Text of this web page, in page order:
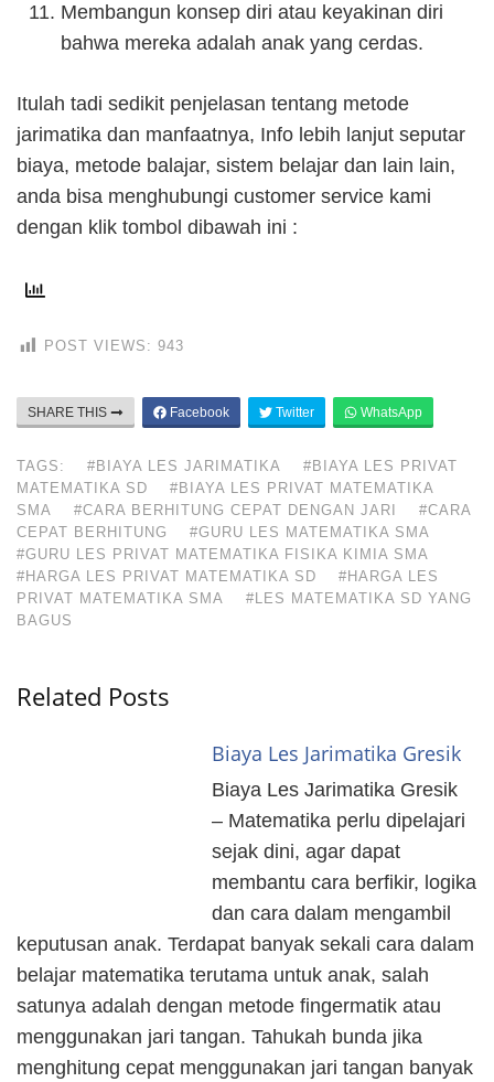
Membangun konsep diri atau keyakinan diri
bahwa mereka adalah anak yang cerdas.
Itulah tadi sedikit penjelasan tentang metode
jarimatika dan manfaatnya, Info lebih lanjut seputar
biaya, metode balajar, sistem belajar dan lain lain,
anda bisa menghubungi customer service kami
dengan klik tombol dibawah ini :
POST VIEWS: 943
SHARE THIS Facebook Twitter WhatsApp
TAGS: #BIAYA LES JARIMATIKA
#BIAYA LES PRIVAT
MATEMATIKA SD
#BIAYA LES PRIVAT MATEMATIKA
SMA
#CARA BERHITUNG CEPAT DENGAN JARI
#CARA
CEPAT BERHITUNG
#GURU LES MATEMATIKA SMA
#GURU LES PRIVAT MATEMATIKA FISIKA KIMIA SMA
#HARGA LES PRIVAT MATEMATIKA SD
#HARGA LES
PRIVAT MATEMATIKA SMA
#LES MATEMATIKA SD YANG
BAGUS
Related Posts
Biaya Les Jarimatika Gresik
Biaya Les Jarimatika Gresik
– Matematika perlu dipelajari
sejak dini, agar dapat
membantu cara berfikir, logika
dan cara dalam mengambil
keputusan anak. Terdapat banyak sekali cara dalam
belajar matematika terutama untuk anak, salah
satunya adalah dengan metode fingermatik atau
menggunakan jari tangan. Tahukah bunda jika
menghitung cepat menggunakan jari tangan banyak